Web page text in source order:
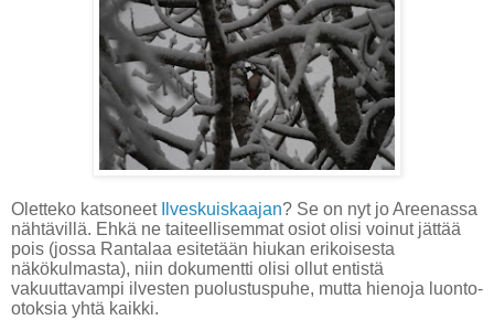
Oletteko katsoneetIlveskuiskaajan? Se on nyt jo Areenassa
nähtävillä. Ehkä ne taiteellisemmat osiot olisi voinut jättää
pois (jossa Rantalaa esitetään hiukan erikoisesta
näkökulmasta), niin dokumentti olisi ollut entistä
vakuuttavampi ilvesten puolustuspuhe, mutta hienoja luonto-
otoksia yhtä kaikki.